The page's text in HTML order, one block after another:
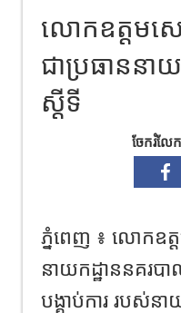
លោកឧត្តមស
ជាប្រធាននា
ស្តីទី
ចែករំលែ
ភ្នំពេញ ៖ លោកឧ
នាយកដ្ឋាននគរ
បង្គាប់ការ របស់ន